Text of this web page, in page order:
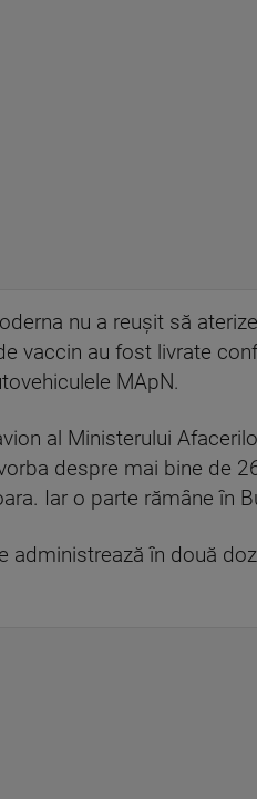
nu a reușit să
vaccin au fost livrate
MApN.
al Ministerului
despre mai bine de
Iar o parte rămâne în
administrează în două